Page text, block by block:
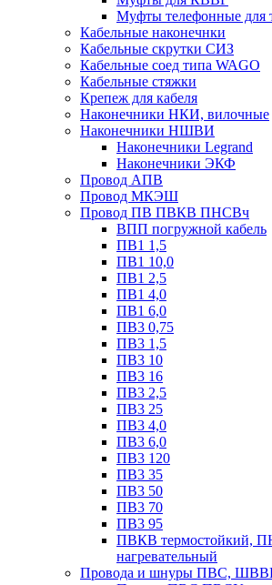
Муфты телефонные для
Кабельные наконечнки
Кабельные скрутки СИЗ
Кабельные соед типа WAGO
Кабельные стяжки
Крепеж для кабеля
Наконечники НКИ, вилочные
Наконечники НШВИ
Наконечники Legrand
Наконечники ЭКФ
Провод АПВ
Провод МКЭШ
Провод ПВ ПВКВ ПНСВч
ВПП погружной кабель
ПВ1 1,5
ПВ1 10,0
ПВ1 2,5
ПВ1 4,0
ПВ1 6,0
ПВ3 0,75
ПВ3 1,5
ПВ3 10
ПВ3 16
ПВ3 2,5
ПВ3 25
ПВ3 4,0
ПВ3 6,0
ПВ3 120
ПВ3 35
ПВ3 50
ПВ3 70
ПВ3 95
ПВКВ термостойкий,
нагревательный
Провода и шнуры ПВС,